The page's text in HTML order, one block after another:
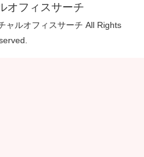
オフィスサーチ
ャルオフィスサーチ All Rights